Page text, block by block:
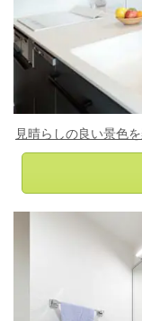
見晴らしの良い景